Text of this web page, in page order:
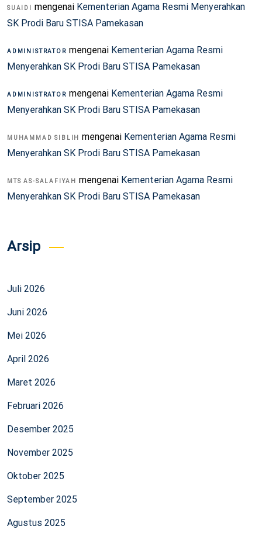
SUAIDI mengenai Kementerian Agama Resmi Menyerahkan
SK Prodi Baru STISA Pamekasan
ADMINISTRATOR mengenai Kementerian Agama Resmi
Menyerahkan SK Prodi Baru STISA Pamekasan
ADMINISTRATOR mengenai Kementerian Agama Resmi
Menyerahkan SK Prodi Baru STISA Pamekasan
MUHAMMAD SIBLIH mengenai Kementerian Agama Resmi
Menyerahkan SK Prodi Baru STISA Pamekasan
MTS AS-SALAFIYAH mengenai Kementerian Agama Resmi
Menyerahkan SK Prodi Baru STISA Pamekasan
Arsip
Juli 2026
Juni 2026
Mei 2026
April 2026
Maret 2026
Februari 2026
Desember 2025
November 2025
Oktober 2025
September 2025
Agustus 2025